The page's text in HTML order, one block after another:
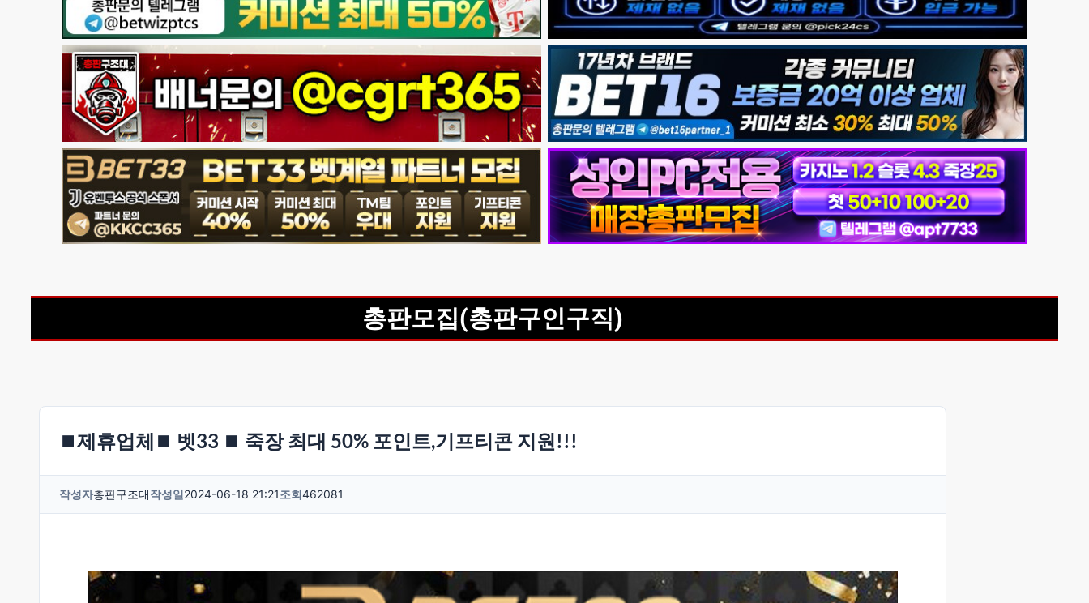
총판모집(총판구인구직)
⏹제휴업체⏹ 벳33 ⏹ 죽장 최대 50% 포인트,기프티콘 지원!!!
작성자총판구조대작성일2024-06-18 21:21조회462081